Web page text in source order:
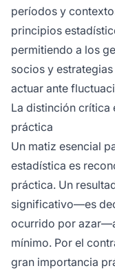
períodos y
principios
permitiendo a los
socios y
actuar ante
La distinción crítica
práctica
Un matiz esencial
estadística es
práctica. Un
significativo—es
ocurrido por
mínimo. Por el
gran importancia